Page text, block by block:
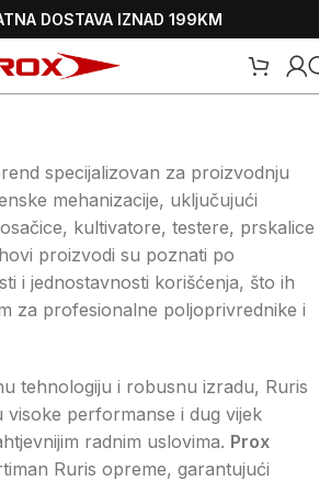
DOSTAVA IZNAD 199KM
specijalizovan za proizvodnju
mehanizacije, uključujući
kultivatore, testere, prskalice
proizvodi su poznati po
i jednostavnosti korišćenja, što ih
za profesionalne poljoprivrednike i
tehnologiju i robusnu izradu, Ruris
visoke performanse i dug vijek
radnim uslovima. Prox
Ruris opreme, garantujući